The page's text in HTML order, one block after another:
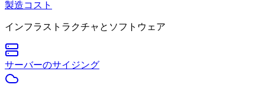
製造コスト
インフラストラクチャとソフトウェア
サーバーのサイジング